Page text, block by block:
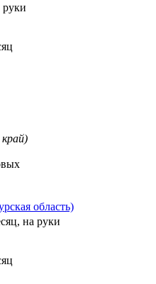
руки
область)
на руки